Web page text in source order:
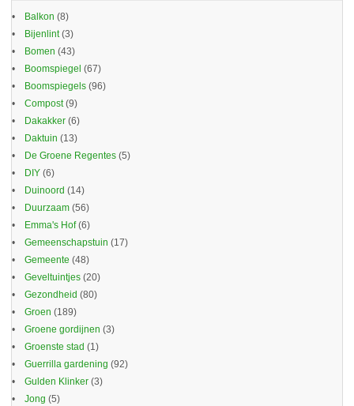
Balkon (8)
Bijenlint(3)
Bomen (43)
Boomspiegel (67)
Boomspiegels (96)
Compost(9)
Dakakker (6)
Daktuin (13)
De Groene Regentes (5)
DIY (6)
Duinoord (14)
Duurzaam (56)
Emma's Hof(6)
Gemeenschapstuin (17)
Gemeente (48)
Geveltuintjes (20)
Gezondheid (80)
Groen (189)
Groene gordijnen (3)
Groenste stad (1)
Guerrilla gardening (92)
Gulden Klinker (3)
Jong (5)